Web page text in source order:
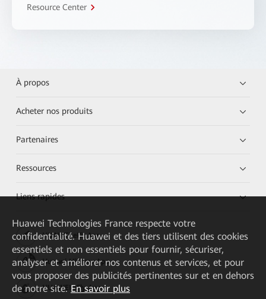
Resource Center
À propos
Acheter nos produits
Partenaires
Ressources
Liens rapides
HUAWEI eKit App
Huawei HiKnow App
HUAWEI eFly App
Huawei Technologies France respecte votre
confidentialité. Huawei et des tiers utilisent des cookies
essentiels et non essentiels pour fournir, sécuriser,
analyser et améliorer nos contenus et services, et pour
vous proposer des publicités pertinentes sur et en dehors
de notre site. En savoir plus